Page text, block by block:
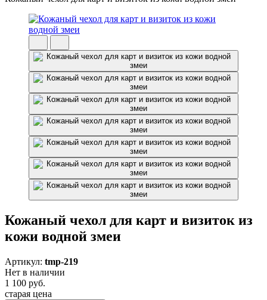
Кожаный чехол для карт и визиток из
кожи водной змеи
Артикул: tmp-219
Нет в наличии
1 100 руб.
старая цена